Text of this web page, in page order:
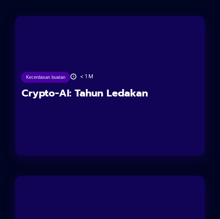
Kecerdasan buatan
27/06/2025 < 1 M
Crypto-AI: Tahun Ledakan